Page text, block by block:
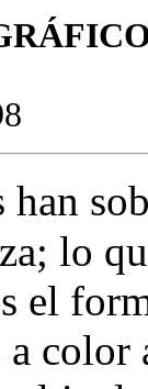
han
lo
el
a